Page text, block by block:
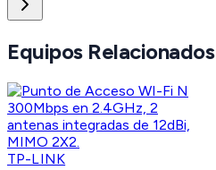
Equipos Relacionados
TP-LINK